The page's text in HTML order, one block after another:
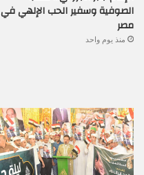
الصوفية وسفير الحب الإلهي في
مصر
منذ يوم واحد